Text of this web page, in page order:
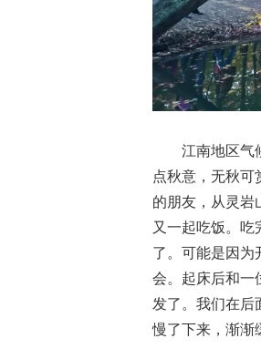
江南地区气
点秋意，无秋可
的朋友，从灵岩
又一起吃饭。吃
了。可能是因为
会。起床后和一
发了。我们在后
慢了下来，渐渐